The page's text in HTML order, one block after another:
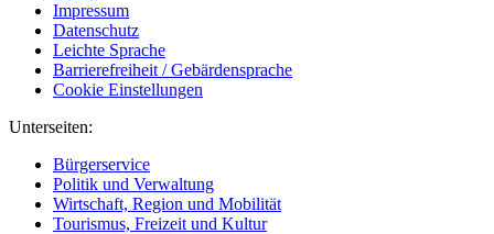
Impressum
Datenschutz
Leichte Sprache
Barrierefreiheit / Gebärdensprache
Cookie Einstellungen
Unterseiten:
Bürgerservice
Politik und Verwaltung
Wirtschaft, Region und Mobilität
Tourismus, Freizeit und Kultur